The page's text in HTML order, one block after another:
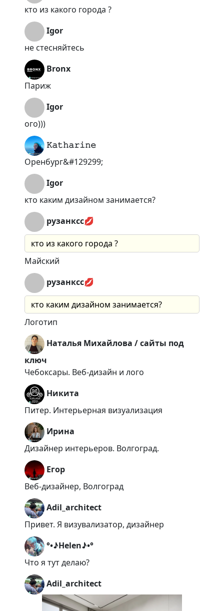
кто из какого города ?
Igor
не стесняйтесь
Bronx
Париж
Igor
ого)))
𝙺𝚊𝚝𝚑𝚊𝚛𝚒𝚗𝚎
Оренбург&#129299;
Igor
кто каким дизайном занимается?
рузанксс💋
кто из какого города ?
Майский
рузанксс💋
кто каким дизайном занимается?
Логотип
Наталья Михайлова / сайты под
ключ
Чебоксары. Веб-дизайн и лого
Никита
Питер. Интерьерная визуализация
Ирина
Дизайнер интерьеров. Волгоград.
Егор
Веб-дизайнер, Волгоград
Adil_architect
Привет. Я визувализатор, дизайнер
°•♪Helen♪•°
Что я тут делаю?
Adil_architect